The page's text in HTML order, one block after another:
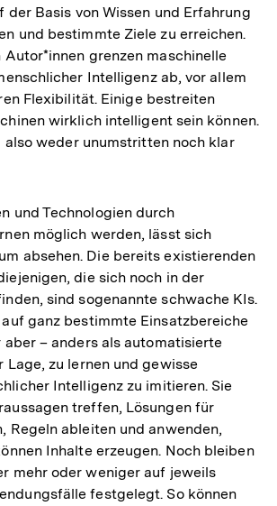
der Basis von Wissen und Erfahrung
und bestimmte Ziele zu erreichen.
grenzen maschinelle
Intelligenz ab, vor allem
Flexibilität. Einige bestreiten
wirklich intelligent sein können.
weder unumstritten noch klar
und Technologien durch
möglich werden, lässt sich
absehen. Die bereits existierenden
die sich noch in der
sind sogenannte schwache KIs.
ganz bestimmte Einsatzbereiche
– anders als automatisierte
Lage, zu lernen und gewisse
Intelligenz zu imitieren. Sie
treffen, Lösungen für
Regeln ableiten und anwenden,
Inhalte erzeugen. Noch bleiben
mehr oder weniger auf jeweils
festgelegt. So können